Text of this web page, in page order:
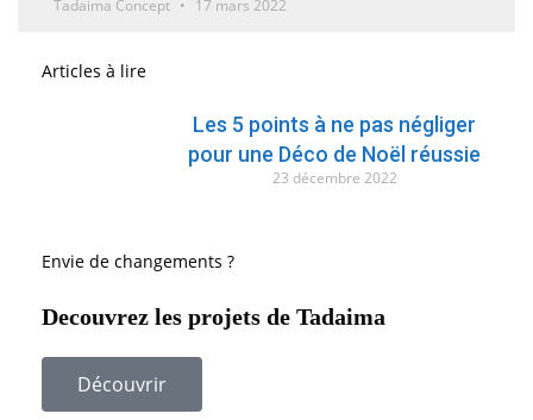
Tadaima Concept 17 mars 2022
Articles à lire
Les 5 points à ne pas négliger
pour une Déco de Noël réussie
23 décembre 2022
Envie de changements ?
Decouvrez les projets de Tadaima
Découvrir